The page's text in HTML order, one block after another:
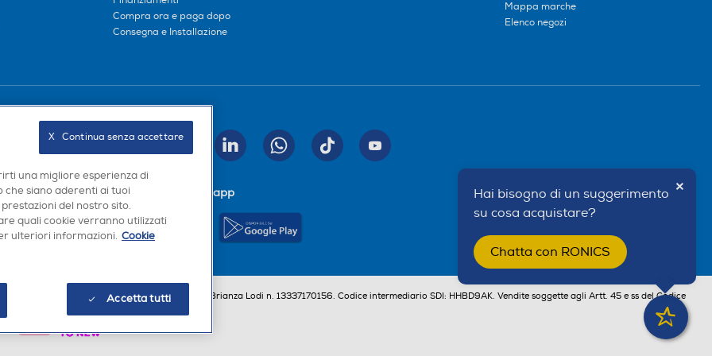
×
Hai bisogno di un suggerimento
su cosa acquistare?
Chatta con RONICS
Compra ora e paga dopo
Consegna e Installazione
Mappa marche
Elenco negozi
Seguici sui social
Scarica la nostra app
Fiscale e iscrizione CCIAA Milano Monza Brianza Lodi n. 13337170156. Codice intermediario SDI: HHBD9AK. Vendite soggette agli Artt. 45 e ss del Codice
una migliore esperienza di
che siano aderenti ai tuoi
del nostro sito.
quali cookie verranno utilizzati
ulteriori informazioni. Cookie
Accetta tutti
X   Continua senza accettare